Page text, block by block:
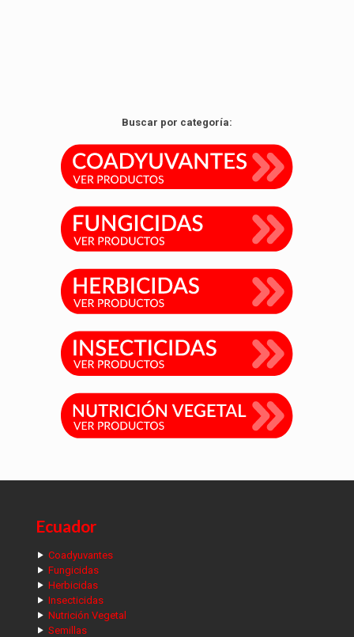
Buscar por categoría:
Ecuador
Coadyuvantes
Fungicidas
Herbicidas
Insecticidas
Nutrición Vegetal
Semillas